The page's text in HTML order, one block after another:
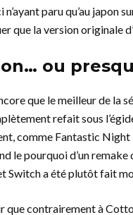
n’ayant paru qu’au japon
que la version originale
ou
que le meilleur de la
refait sous
comme Fantastic
le pourquoi d’un
Switch a été plutôt fait
que contrairement à